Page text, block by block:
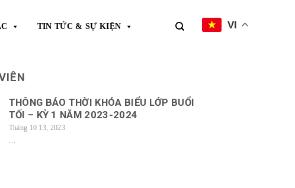
TIN TỨC & SỰ KIỆN VI
THÔNG BÁO THỜI KHÓA BIỂU LỚP BUỔI
TỐI – KỲ 1 NĂM 2023-2024
Tháng 10 13, 2023